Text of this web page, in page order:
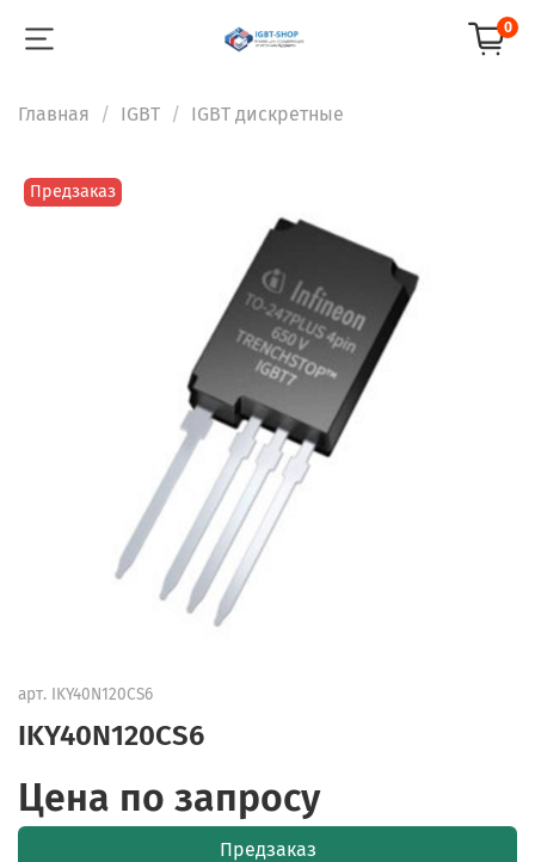
0
Главная IGBT IGBT дискретные
Предзаказ
арт. IKY40N120CS6
IKY40N120CS6
Цена по запросу
Предзаказ